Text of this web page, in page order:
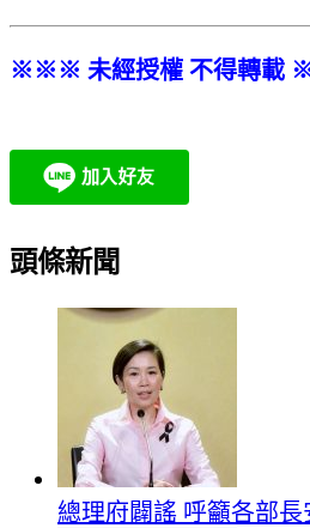
※※※ 未經授權 不得轉
頭條新聞
總理府闢謠 呼籲各部長